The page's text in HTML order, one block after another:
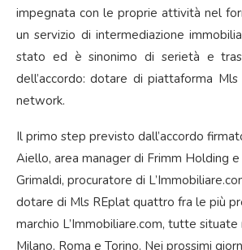
impegnata con le proprie attività nel
un servizio di intermediazione
stato ed è sinonimo di serietà e
dell’accordo: dotare di piattaforma
network.
Il primo step previsto dall’accordo
Aiello, area manager di Frimm Holding e
Grimaldi, procuratore di
dotare di Mls REplat quattro fra le più
marchio L’Immobiliare.com, tutte
Milano, Roma e Torino. Nei prossimi